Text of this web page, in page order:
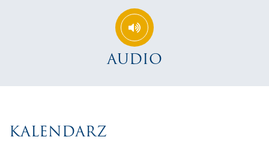
AUDIO
KALENDARZ